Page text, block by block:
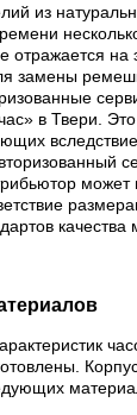
из
отражается на
замены
в Твери.
может
качества